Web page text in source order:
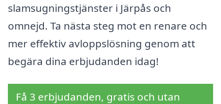
slamsugningstjänster i Järpås och
omnejd. Ta nästa steg mot en renare och
mer effektiv avloppslösning genom att
begära dina erbjudanden idag!
Få 3 erbjudanden, gratis och utan